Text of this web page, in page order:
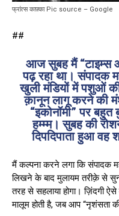
फ्रांत्स काफ़्का Pic source – Google
##
आज सुबह मैं “टाइम्स
पढ़ रहा था। संपादक
खुली मंडियों में पशुओं
क़ानून लागू करने की
“इकोनॉमी” पर बहुत
हम्म्म। सुबह की
दिपदिपाता हुआ वह
मैं कल्पना करने लगा कि संपादक
लिखने के बाद मुलायम तरीक़े से
तरह से सहलाया होगा। ज़िंदगी
मालूम होती है, जब आप “नृशंसता